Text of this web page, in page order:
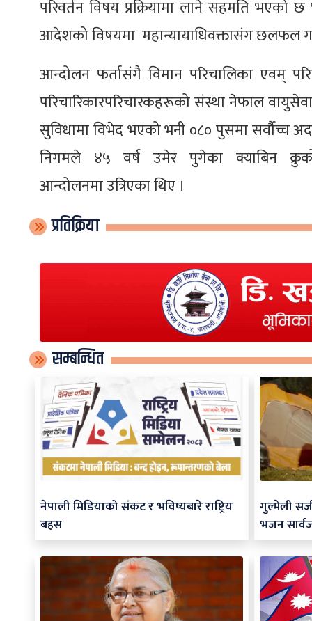
परिवर्तन विषय प्रक्रियामा लाने सहमति
आदेशको विषयमा महान्यायाधिवक्तासंग छलफल
आन्दोलन फर्तासंगै विमान परिचालिका एवम्
परिचारिकारपरिचारकहरूको संस्था नेफाल
सुविधामा विभेद भएको भनी ०८० पुसमा सर्वाैच्च
निगमले ४५ वर्ष उमेर पुगेका क्याबिन
आन्दोलनमा उत्रिएका थिए ।
प्रतिक्रिया
सम्बन्धित
नेपाली मिडियाको संकट र भविष्यबारे राष्ट्रिय
बहस
गुल्मेली
भजन